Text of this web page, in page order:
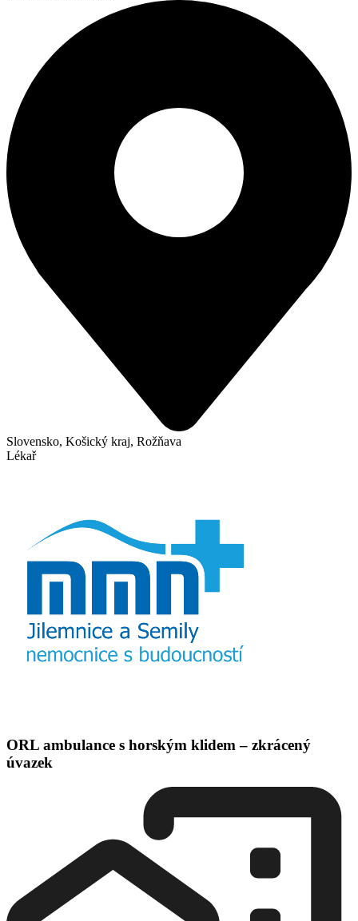
Slovensko, Košický kraj, Rožňava
Lékař
ORL ambulance s horským klidem – zkrácený
úvazek